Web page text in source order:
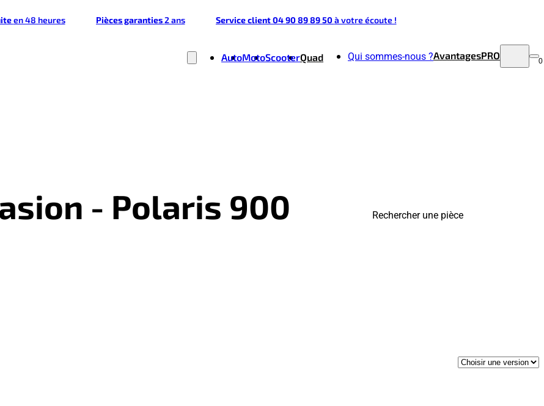
en 48 heures Pièces garanties2 ans Service client 04 90 89 89 50à votre écoute !
AutoMotoScooterQuad Qui sommes-nous ?AvantagesPRO 0
- Polaris 900 Rechercher une pièce